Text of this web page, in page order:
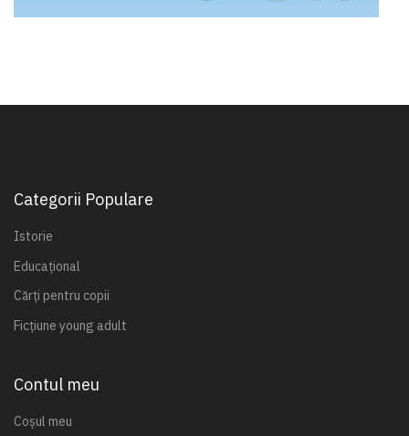
Categorii Populare
Istorie
Educațional
Cărți pentru copii
Ficțiune young adult
Contul meu
Coșul meu